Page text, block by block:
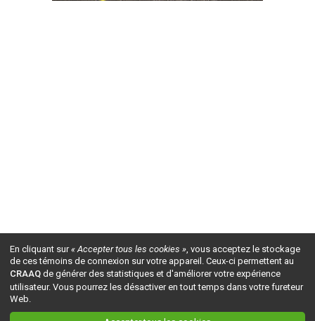
En cliquant sur« Accepter tous les cookies », vous acceptez le stockage
de ces témoins de connexion sur votre appareil. Ceux-ci permettent au
CRAAQ de générer des statistiques et d'améliorer votre expérience
utilisateur. Vous pourrez les désactiver en tout temps dans votre fureteur
Web.